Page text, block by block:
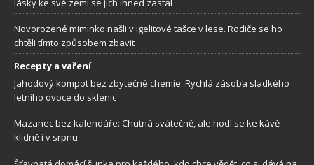
Novorozené miminko našli v igelitové tašce v lese. Rodiče se ho
chtěli tímto způsobem zbavit
Recepty a vaření
Jahodový kompot bez zbytečné chemie: Rychlá zásoba sladkého
letního ovoce do sklenic
Mazanec bez kalendáře: Chutná svátečně, ale hodí se ke kávě
klidně i v srpnu